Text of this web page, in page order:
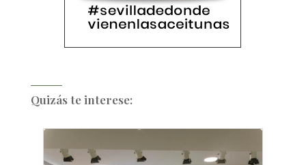
Quizás te interese: